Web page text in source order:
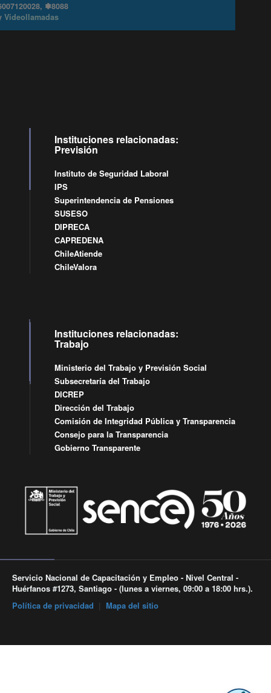
6007120028, ✽8088
yVideollamadas
Instituciones relacionadas:
Previsión
Instituto de Seguridad Laboral
IPS
Superintendencia de Pensiones
SUSESO
DIPRECA
CAPREDENA
ChileAtiende
ChileValora
Instituciones relacionadas:
Trabajo
Ministerio del Trabajo y Previsión Social
Subsecretaría del Trabajo
DICREP
Dirección del Trabajo
Comisión de Integridad Pública y Transparencia
Consejo para la Transparencia
Gobierno Transparente
Servicio Nacional de Capacitación y Empleo - Nivel Central -
Huérfanos #1273, Santiago - (lunes a viernes, 09:00 a 18:00 hrs.).
Política de privacidad
Mapa del sitio